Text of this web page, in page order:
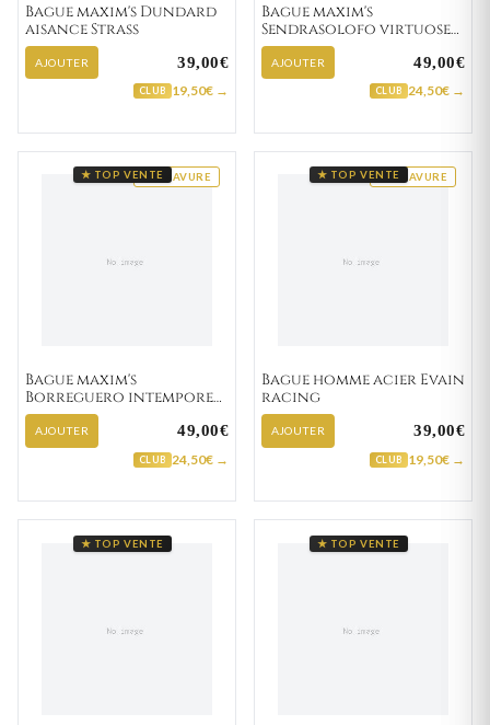
Bague maxim's Dundard
aisance Strass
AJOUTER 39,00€
CLUB 19,50€ →
Bague maxim's
Sendrasolofo virtuose
Strass Cable
AJOUTER 49,00€
CLUB 24,50€ →
GRAVURE
★ TOP VENTE
Bague maxim's
Borreguero intemporel
Strass
AJOUTER 49,00€
CLUB 24,50€ →
GRAVURE
★ TOP VENTE
Bague homme acier Evain
racing
AJOUTER 39,00€
CLUB 19,50€ →
★ TOP VENTE ★ TOP VENTE